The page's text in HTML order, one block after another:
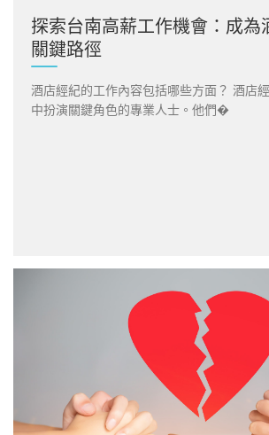
探索台南高薪工作機會：成為
關鍵路徑
酒店經紀的工作內容包括哪些方面？ 酒店
中扮演關鍵角色的專業人士。他們�